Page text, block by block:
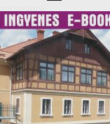
szerint
foglaljon
komolyan érdekli,
linken. (A konzultáció